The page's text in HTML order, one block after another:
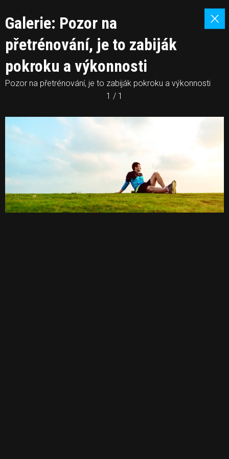
Galerie: Pozor na
přetrénování, je to zabiják
pokroku a výkonnosti
Pozor na přetrénování, je to zabiják pokroku a výkonnosti
1 / 1